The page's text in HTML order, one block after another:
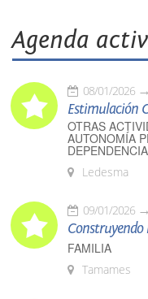
Agenda
08/01/2026
Estimulación
OTRAS
AUTONOMÍA
DEPENDENCIA
Ledesma
09/01/2026
FAMILIA
Tamames